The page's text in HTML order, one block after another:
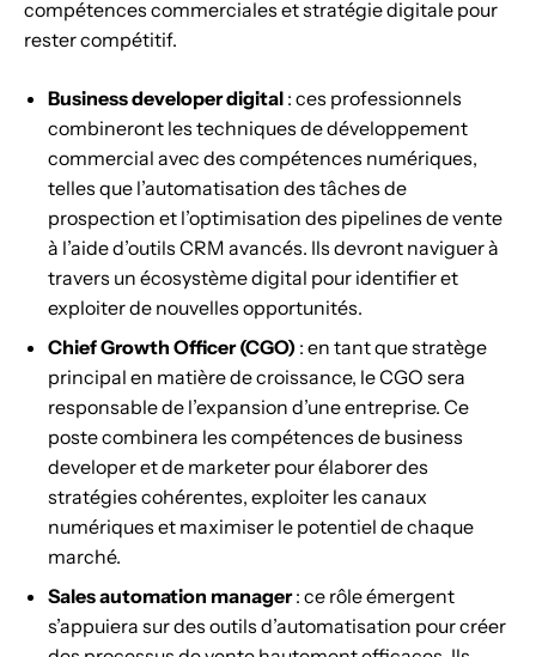
compétences commerciales et stratégie digitale pour
rester compétitif.
Business developer digital : ces professionnels
combineront les techniques de développement
commercial avec des compétences numériques,
telles que l’automatisation des tâches de
prospection et l’optimisation des pipelines de vente
à l’aide d’outils CRM avancés. Ils devront naviguer à
travers un écosystème digital pour identifier et
exploiter de nouvelles opportunités.
Chief Growth Officer (CGO) : en tant que stratège
principal en matière de croissance, le CGO sera
responsable de l’expansion d’une entreprise. Ce
poste combinera les compétences de business
developer et de marketer pour élaborer des
stratégies cohérentes, exploiter les canaux
numériques et maximiser le potentiel de chaque
marché.
Sales automation manager: ce rôle émergent
s’appuiera sur des outils d’automatisation pour créer